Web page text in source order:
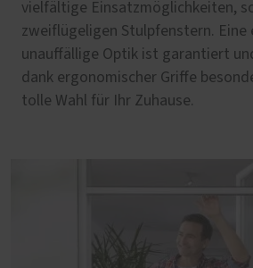
vielfältige Einsatzmöglichkeiten,
zweiflügeligen Stulpfenstern. Eine
unauffällige Optik ist garantiert
dank ergonomischer Griffe
tolle Wahl für Ihr Zuhause.